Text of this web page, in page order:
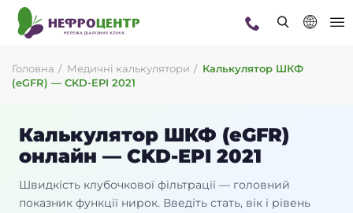
Головна Медичні калькулятори
Калькулятор ШКФ
(eGFR) — CKD-EPI 2021
Калькулятор ШКФ (eGFR)
онлайн — CKD-EPI 2021
Швидкість клубочкової фільтрації — головний
показник функції нирок. Введіть стать, вік і рівень